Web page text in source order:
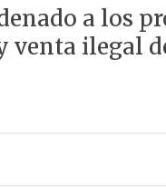
a los
venta ilegal